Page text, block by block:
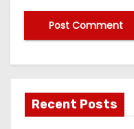
Recent Posts